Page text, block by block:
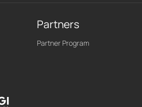
Partners
Partner Program